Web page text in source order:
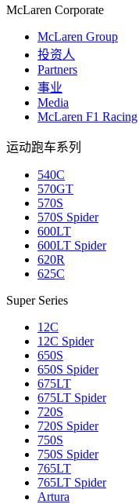
McLaren Corporate
McLaren Group
投资人
Partners
事业
Media
McLaren F1 Racing
运动跑车系列
540C
570GT
570S
570S Spider
600LT
600LT Spider
620R
625C
Super Series
12C
12C Spider
650S
650S Spider
675LT
675LT Spider
720S
720S Spider
750S
750S Spider
765LT
765LT Spider
Artura